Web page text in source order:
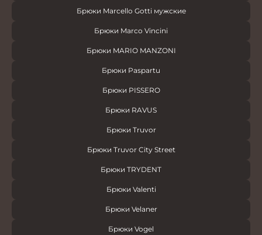
Брюки Marcello Gotti мужские
Брюки Marco Vincini
Брюки MARIO MANZONI
Брюки Paspartu
Брюки PISSERO
Брюки RAVUS
Брюки Truvor
Брюки Truvor City Street
Брюки TRYDENT
Брюки Valenti
Брюки Velaner
Брюки Vogel